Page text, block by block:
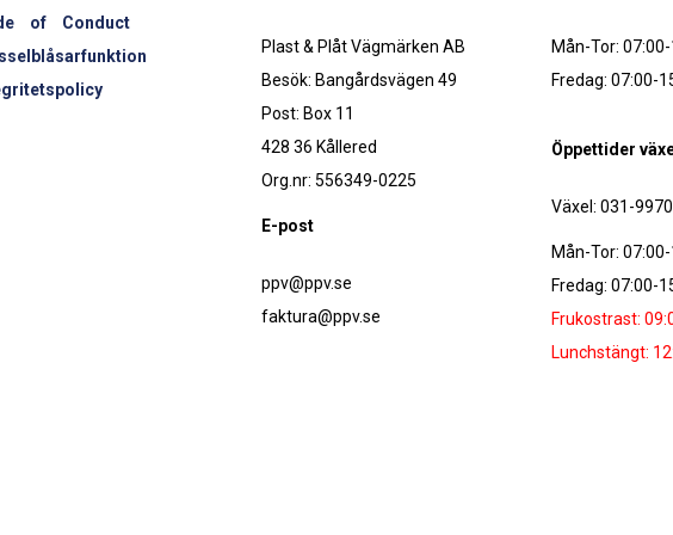
of Conduct
Plast & Plåt Vägmärken AB
Besök: Bangårdsvägen 49
Post: Box 11
428 36 Kållered
Org.nr: 556349-0225
E-post
ppv@ppv.se
faktura@ppv.se
Mån-Tor:
Fredag: 07:00-
Öppettider
Växel: 031-
Mån-Tor:
Fredag: 07:00-
Frukostrast:
Lunchstängt: